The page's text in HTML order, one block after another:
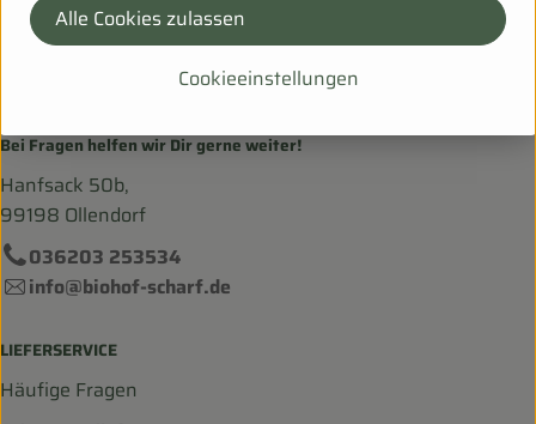
Bei Fragen helfen wir Dir gerne weiter!
Hanfsack 50b,
99198 Ollendorf
036203 253534
info@biohof-scharf.de
LIEFERSERVICE
Häufige Fragen
Cookieeinstellungen
Alle Cookies zulassen